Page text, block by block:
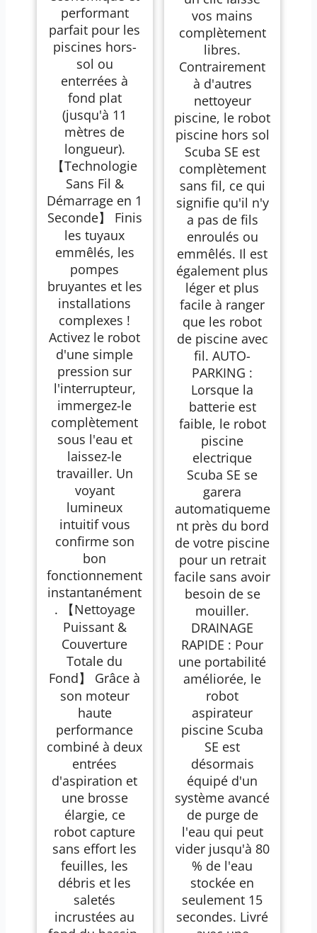
performant
parfait pour les
piscines hors-
sol ou
enterrées à
fond plat
(jusqu'à 11
mètres de
longueur).
【Technologie
Sans Fil &
Démarrage en 1
Seconde】 Finis
les tuyaux
emmêlés, les
pompes
bruyantes et les
installations
complexes !
Activez le robot
d'une simple
pression sur
l'interrupteur,
immergez-le
complètement
sous l'eau et
laissez-le
travailler. Un
voyant
lumineux
intuitif vous
confirme son
bon
fonctionnement
instantanément
. 【Nettoyage
Puissant &
Couverture
Totale du
Fond】 Grâce à
son moteur
haute
performance
combiné à deux
entrées
d'aspiration et
une brosse
élargie, ce
robot capture
sans effort les
feuilles, les
débris et les
saletés
incrustées au
vos mains
complètement
libres.
Contrairement
à d'autres
nettoyeur
piscine, le robot
piscine hors sol
Scuba SE est
complètement
sans fil, ce qui
signifie qu'il n'y
a pas de fils
enroulés ou
emmêlés. Il est
également plus
léger et plus
facile à ranger
que les robot
de piscine avec
fil. AUTO-
PARKING :
Lorsque la
batterie est
faible, le robot
piscine
electrique
Scuba SE se
garera
automatiqueme
nt près du bord
de votre piscine
pour un retrait
facile sans avoir
besoin de se
mouiller.
DRAINAGE
RAPIDE : Pour
une portabilité
améliorée, le
robot
aspirateur
piscine Scuba
SE est
désormais
équipé d'un
système avancé
de purge de
l'eau qui peut
vider jusqu'à 80
% de l'eau
stockée en
seulement 15
secondes. Livré